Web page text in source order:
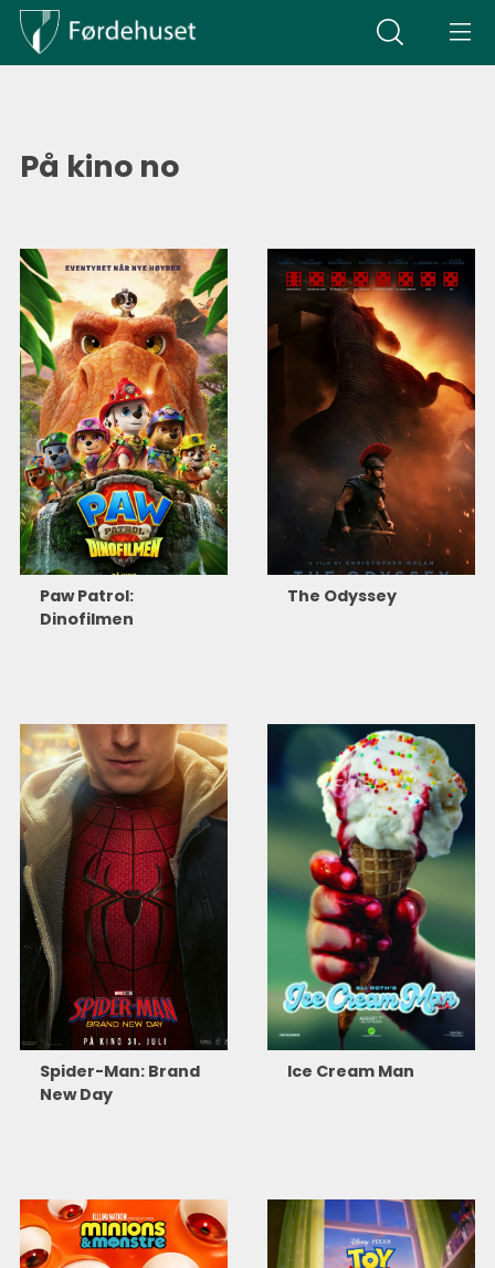
På kino no
Paw Patrol:
Dinofilmen
The Odyssey
Spider-Man: Brand
New Day
Ice Cream Man